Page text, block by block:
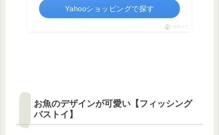
Yahooショッピングで探す
ポチップ
お魚のデザインが可愛い【フィッシング
バストイ】